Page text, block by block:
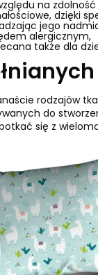
na
dzięki
jego
alergicznym,
także dla
rodzajów
do
się z